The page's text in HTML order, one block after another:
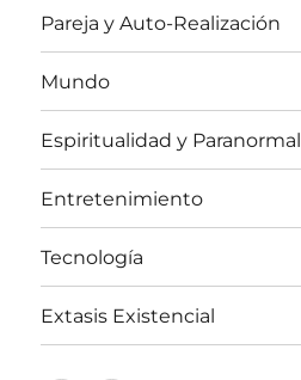
Pareja y Auto-Realización
Mundo
Espiritualidad y Paranormal
Entretenimiento
Tecnología
Extasis Existencial